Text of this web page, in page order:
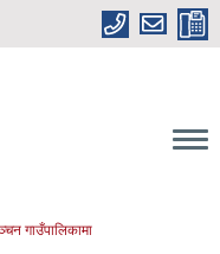
गाउँपालिकामा